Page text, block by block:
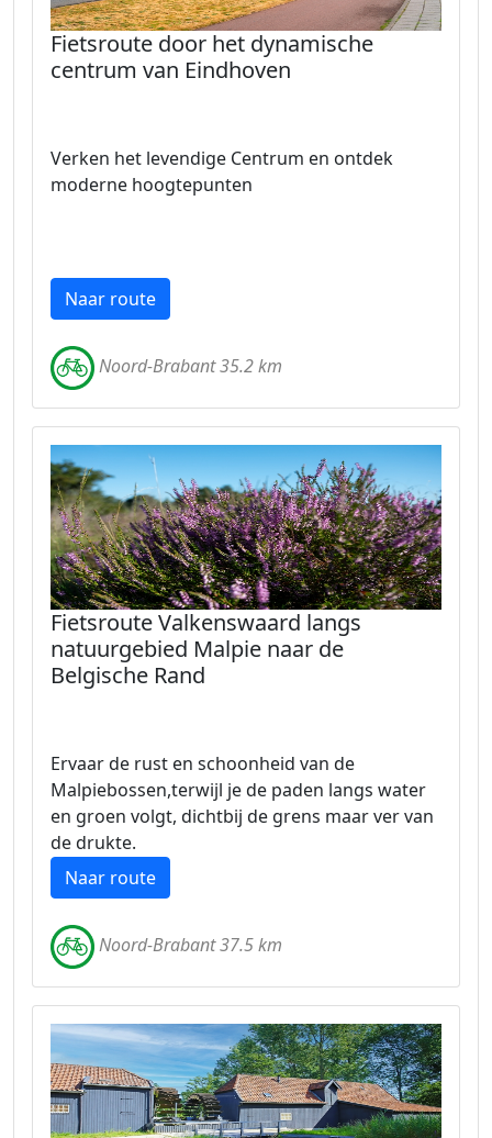
Fietsroute door het dynamische
centrum van Eindhoven
Verken het levendige Centrum en ontdek
moderne hoogtepunten
Naar route
Noord-Brabant 35.2 km
Fietsroute Valkenswaard langs
natuurgebied Malpie naar de
Belgische Rand
Ervaar de rust en schoonheid van de
Malpiebossen,terwijl je de paden langs water
en groen volgt, dichtbij de grens maar ver van
de drukte.
Naar route
Noord-Brabant 37.5 km